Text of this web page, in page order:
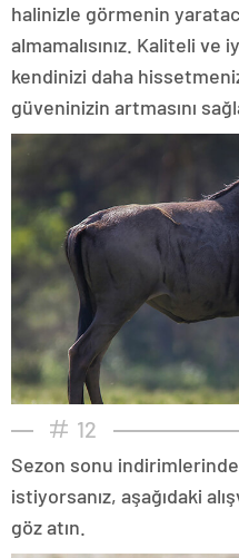
halinizle görmenin
almamalısınız. Kaliteli ve
kendinizi daha
güveninizin artmasını
12
Sezon sonu
istiyorsanız, aşağıdaki
göz atın.